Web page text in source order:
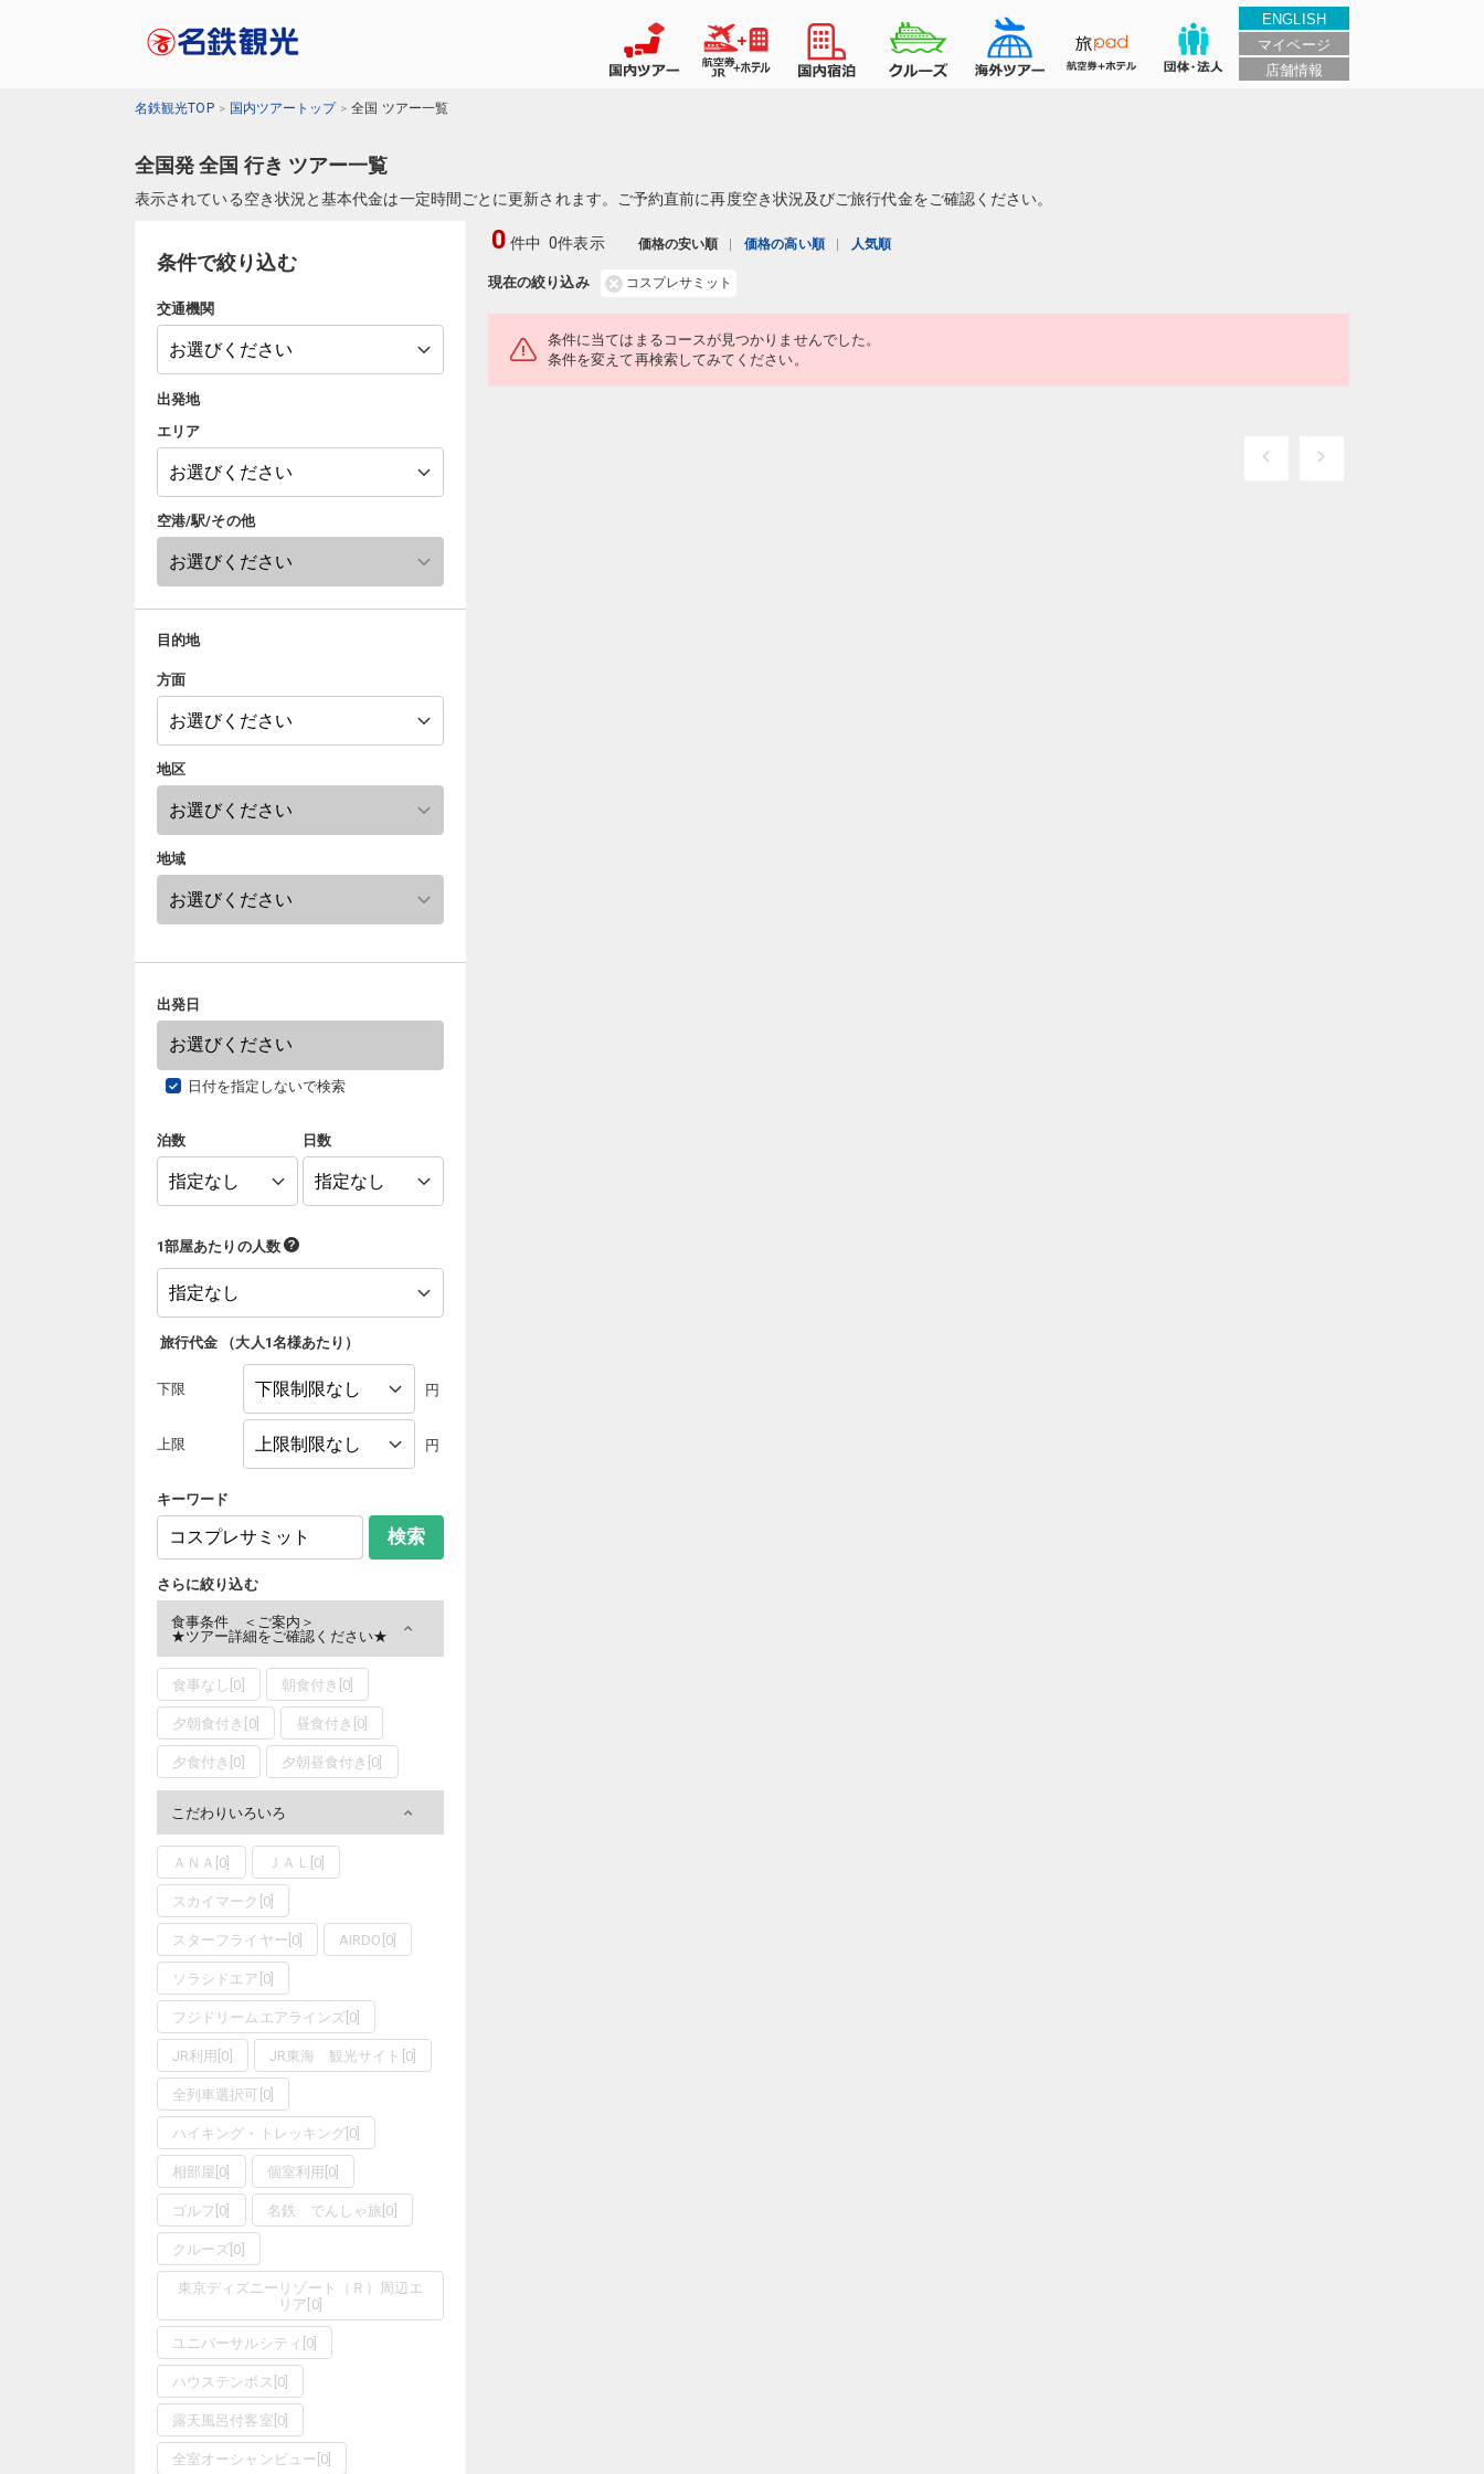
ENGLISH
マイページ
店舗情報
名鉄観光TOP 国内ツアートップ 全国 ツアー一覧
全国発 全国 行き ツアー一覧
表示されている空き状況と基本代金は一定時間ごとに更新されます。ご予約直前に再度空き状況及びご旅行代金をご確認ください。
条件で絞り込む
交通機関
出発地
エリア
空港/駅/その他
目的地
方面
地区
地域
出発日
日付を指定しないで検索
泊数 日数
1部屋あたりの人数
旅行代金 （大人1名様あたり ）
下限 円
上限 円
キーワード
検索
さらに絞り込む
食事条件 ＜ご案内＞
★ツアー詳細をご確認ください★
食事なし [0] 朝食付き [0]
夕朝食付き [0] 昼食付き [0]
夕食付き [0] 夕朝昼食付き [0]
こだわりいろいろ
ＡＮＡ [0] ＪＡＬ [0]
スカイマーク [0]
スターフライヤー [0] AIRDO [0]
ソラシドエア [0]
フジドリームエアラインズ[0]
JR利用 [0] JR東海 観光サイト [0]
全列車選択可 [0]
ハイキング・トレッキング[0]
相部屋 [0] 個室利用 [0]
ゴルフ [0] 名鉄 でんしゃ旅 [0]
クルーズ[0]
東京ディズニーリゾート（Ｒ）周辺エ
リア [0]
ユニバーサルシティ [0]
ハウステンボス [0]
露天風呂付客室 [0]
全室オーシャンビュー [0]
現在の絞り込み コスプレサミット
0 件中 0件表示 価格の安い順 価格の高い順 人気順
条件に当てはまるコースが見つかりませんでした。
条件を変えて再検索してみてください。